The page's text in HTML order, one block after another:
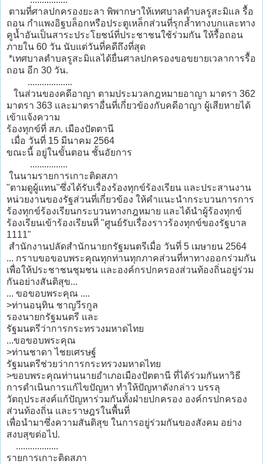
ตามที่ศาลปกครองยะลา พิพากษาให้เทศบาลตำบลรูสะมิแล รื้อ
ถอน กำแพงอิฐบล็อกหรือประตูเหล็กส่วนที่รุกล้ำทางบกและทาง
คูน้ำอันเป็นสาระประโยชน์ที่ประชาชนใช้ร่วมกัน ให้รื้อถอน
ภายใน 60 วัน นับแต่วันที่คดีถึงที่สุด
*เทศบาลตำบลรูสะมิแลได้ยื่นศาลปกครองขอขยายเวลาการรื้อ
ถอน อีก 30 วัน.
...................
ในส่วนของคดีอาญา ตามประมวลกฎหมายอาญา มาตรา 362
มาตรา 363 และมาตราอื่นที่เกี่ยวข้องกับคดีอาญา ผู้เสียหายได้
เข้าแจ้งความ
ร้องทุกข์ที่ สภ. เมืองปัตตานี
เมื่อ วันที่ 15 มีนาคม 2564
ขณะนี้ อยู่ในขั้นตอน ชั้นอัยการ
................
ในนามรายการเกาะติดสภา
"ตามดูผู้แทน"ซึ่งได้รับเรื่องร้องทุกข์ร้องเรียน และประสานงาน
หน่วยงานของรัฐส่วนที่เกี่ยวข้อง ให้คำแนะนำกระบวนการการ
ร้องทุกข์ร้องเรียนกระบวนทางกฎหมาย และได้นำผู้ร้องทุกข์
ร้องเรียนเข้าร้องเรียนที่ "ศูนย์รับเรื่องราวร้องทุกข์ของรัฐบาล
1111"
สำนักงานปลัดสำนักนายกรัฐมนตรีเมื่อ วันที่ 5 เมษายน 2564
... กราบขอขอบพระคุณทุกท่านทุกภาคส่วนที่หาทางออกร่วมกัน
เพื่อให้ประชาชนชุมชน และองค์กรปกครองส่วนท้องถิ่นอยู่ร่วม
กันอย่างสันติสุข...
... ขอขอบพระคุณ ....
>ท่านอนุทิน ชาญวีรกูล
รองนายกรัฐมนตรี และ
รัฐมนตรีว่าการกระทรวงมหาดไทย
...ขอขอบพระคุณ
>ท่านชาดา ไชยเศรษฐ์
รัฐมนตรีช่วยว่าการกระทรวงมหาดไทย
>ขอบพระคุณท่านนายอำเภอเมืองปัตตานี ที่ได้ร่วมกันหาวิธี
การดำเนินการแก้ไขปัญหา ทำให้ปัญหาดังกล่าว บรรลุ
วัตถุประสงค์แก้ปัญหาร่วมกันทั้งฝ่ายปกครอง องค์กรปกครอง
ส่วนท้องถิ่น และราษฎรในพื้นที่
เพื่อนำมาซึ่งความสันติสุข ในการอยู่ร่วมกันของสังคม อย่าง
สงบสุขต่อไป.
..................
รายการเกาะติดสภา